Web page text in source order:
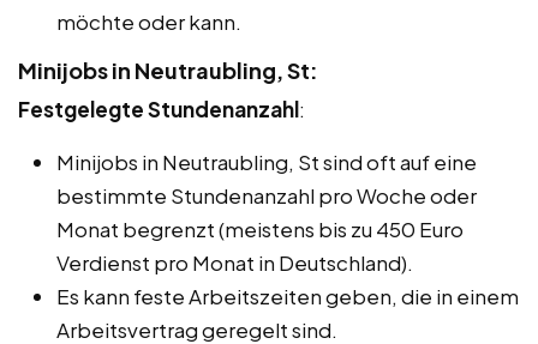
möchte oder kann.
Minijobs in Neutraubling, St:
Festgelegte Stundenanzahl:
Minijobs in Neutraubling, St sind oft auf eine
bestimmte Stundenanzahl pro Woche oder
Monat begrenzt (meistens bis zu 450 Euro
Verdienst pro Monat in Deutschland).
Es kann feste Arbeitszeiten geben, die in einem
Arbeitsvertrag geregelt sind.